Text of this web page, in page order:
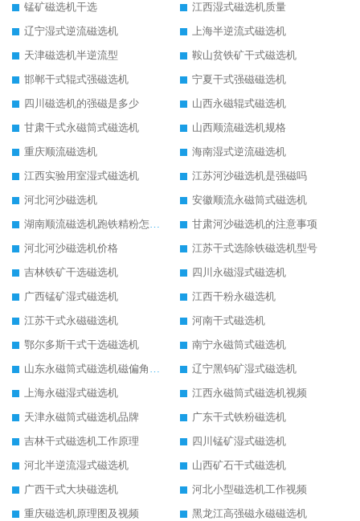
锰矿磁选机干选
江西湿式磁选机质量
辽宁湿式逆流磁选机
上海半逆流式磁选机
天津磁选机半逆流型
鞍山贫铁矿干式磁选机
邯郸干式辊式强磁选机
宁夏干式强磁磁选机
四川磁选机的强磁是多少
山西永磁辊式磁选机
甘肃干式永磁筒式磁选机
山西顺流磁选机规格
重庆顺流磁选机
海南湿式逆流磁选机
江西实验用室湿式磁选机
江苏河沙磁选机是强磁吗
河北河沙磁选机
安徽顺流永磁筒式磁选机
湖南顺流磁选机跑铁精粉怎么处理
甘肃河沙磁选机的注意事项
河北河沙磁选机价格
江苏干式选除铁磁选机型号
吉林铁矿干选磁选机
四川永磁湿式磁选机
广西锰矿湿式磁选机
江西干粉永磁选机
江苏干式永磁磁选机
河南干式磁选机
鄂尔多斯干式干选磁选机
南宁永磁筒式磁选机
山东永磁筒式磁选机磁偏角怎么调整
辽宁黑钨矿湿式磁选机
上海永磁湿式磁选机
江西永磁筒式磁选机视频
天津永磁筒式磁选机品牌
广东干式铁粉磁选机
吉林干式磁选机工作原理
四川锰矿湿式磁选机
河北半逆流湿式磁选机
山西矿石干式磁选机
广西干式大块磁选机
河北小型磁选机工作视频
重庆磁选机原理图及视频
黑龙江高强磁永磁磁选机